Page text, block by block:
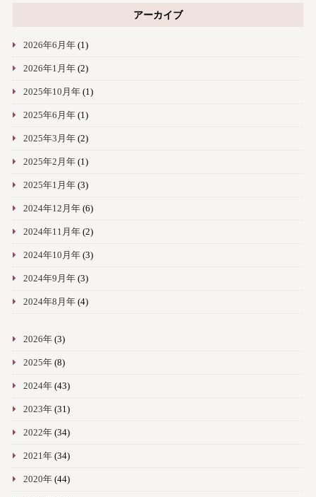
アーカイブ
2026年6月年(1)
2026年1月年(2)
2025年10月年(1)
2025年6月年(1)
2025年3月年(2)
2025年2月年(1)
2025年1月年(3)
2024年12月年(6)
2024年11月年(2)
2024年10月年(3)
2024年9月年(3)
2024年8月年(4)
2026年(3)
2025年(8)
2024年(43)
2023年(31)
2022年(34)
2021年(34)
2020年(44)